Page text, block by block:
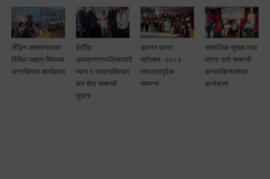
लैङ्गि असमानताका
विबिध पक्षहरु विषयक
अन्तक्रिया कार्यक्रम
हेटौँडा
उपमहानगरपालिकाबाटै
प्यान र भ्याटसहितका
कर सेवा सम्बन्धी
सूचना
ड्रागन फ्रुट
महोत्सव–२०८३
सफलतापूर्वक
सम्पन्न!
सामाजिक सुरक्षा तथा
घटना दर्ता सम्बन्धी
अन्तरक्रियात्मक
कार्यक्रम